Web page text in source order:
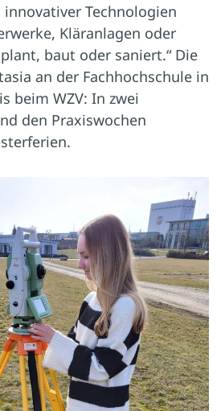
Technologien
Kläranlagen oder
baut oder saniert.“ Die
an der Fachhochschule in
beim WZV: In zwei
den Praxiswochen